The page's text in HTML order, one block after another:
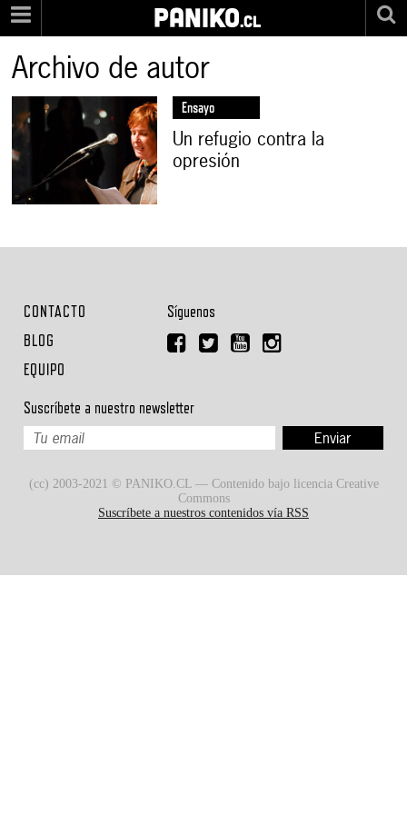
PANIKO.cl
Archivo de autor
Ensayo
Un refugio contra la
opresión
CONTACTO
BLOG
EQUIPO
Síguenos
Suscríbete a nuestro newsletter
(cc) 2003-2021 © PANIKO.CL — Contenido bajo licencia Creative
Commons
Suscríbete a nuestros contenidos vía RSS